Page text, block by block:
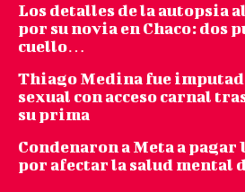
Los detalles de la autopsia
por su novia en Chaco: dos
cuello…
Thiago Medina fue
sexual con acceso carnal
su prima
Condenaron a Meta a pagar
por afectar la salud mental